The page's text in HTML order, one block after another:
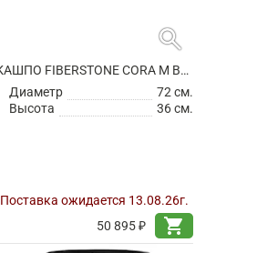
search
КАШПО FIBERSTONE CORA M BLACK
Диаметр
72 см.
Высота
36 см.
Поставка ожидается 13.08.26г.
50 895 ₽
shopping_cart